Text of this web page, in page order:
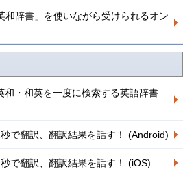
和辞書」を使いながら受けられるオン
和・和英を一度に検索する英語辞書
で翻訳、翻訳結果を話す！ (Android)
で翻訳、翻訳結果を話す！ (iOS)